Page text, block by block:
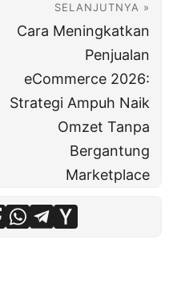
SELANJUTNYA »
Cara Meningkatkan
Penjualan
eCommerce 2026:
Strategi Ampuh Naik
Omzet Tanpa
Bergantung
Marketplace